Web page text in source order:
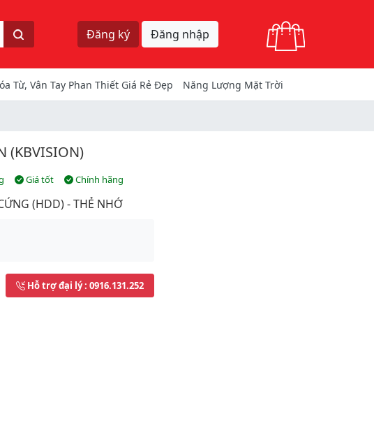
Tìm kiếm
Đăng ký Đăng nhập
Từ, Vân Tay Phan Thiết Giá Rẻ Đẹp Năng Lượng Mặt Trời
(KBVISION)
Giá tốt Chính hãng
(HDD) - THẺ NHỚ
Hỗ trợ đại lý: 0916.131.252